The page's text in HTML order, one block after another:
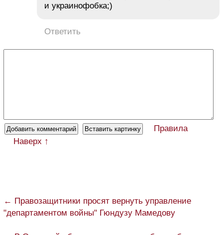
и украинофобка;)
Ответить
Правила
Наверх ↑
← Правозащитники просят вернуть управление
"департаментом войны" Гюндузу Мамедову